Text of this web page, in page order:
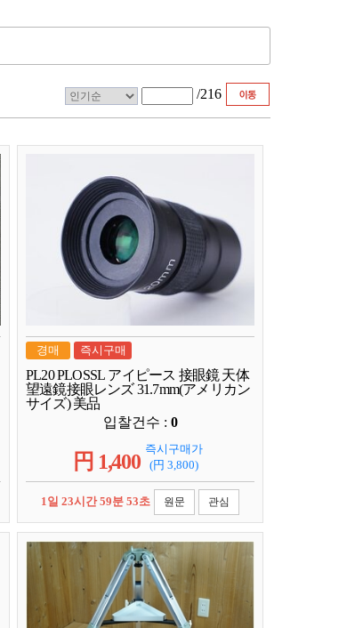
/216
경매 즉시구매
PL20 PLOSSL アイピース 接眼鏡 天体
望遠鏡接眼レンズ 31.7mm(アメリカン
サイズ) 美品
입찰건수 : 0
円 1,400
즉시구매가
(円 3,800)
1일 23시간 59분 52초 원문 관심